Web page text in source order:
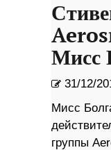
Мисс
31/12/
Мисс
группы